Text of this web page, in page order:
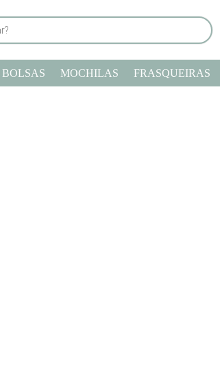
BOLSAS MOCHILAS FRASQUEIRAS